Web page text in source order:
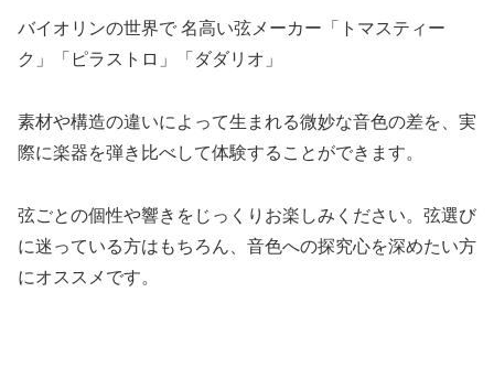
バイオリンの世界で 名高い弦メーカー「トマスティー
ク」「ピラストロ」「ダダリオ」
素材や構造の違いによって生まれる微妙な音色の差を、実
際に楽器を弾き比べして体験することができます。
弦ごとの個性や響きをじっくりお楽しみください。弦選び
に迷っている方はもちろん、音色への探究心を深めたい方
にオススメです。